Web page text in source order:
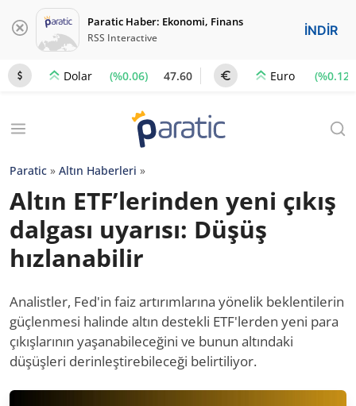
Paratic Haber: Ekonomi, Finans
RSS Interactive İNDİR
Dolar (%0.06) 47.60 Euro (%0.12)
Paratic » Altın Haberleri »
Altın ETF’lerinden yeni çıkış
dalgası uyarısı: Düşüş
hızlanabilir
Analistler, Fed'in faiz artırımlarına yönelik beklentilerin
güçlenmesi halinde altın destekli ETF'lerden yeni para
çıkışlarının yaşanabileceğini ve bunun altındaki
düşüşleri derinleştirebileceği belirtiliyor.